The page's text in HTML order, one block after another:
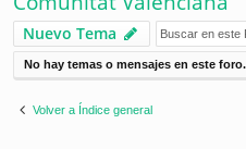
rá
pi
d
os
Nuevo Tema
No hay temas o mensajes en este foro.
Volver a Índice general